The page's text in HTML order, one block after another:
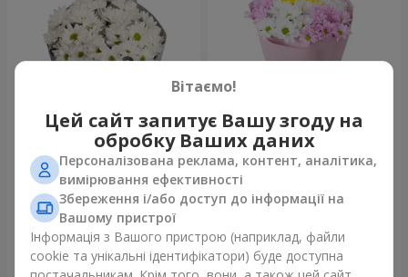
Букет "Кіото" з 5 білих
хризантем
1 066 грн
Замовити
Букет "Пори року"
Замовити
Вітаємо!
Цей сайт запитує Вашу згоду на
обробку Ваших даних
Персоналізована реклама, контент, аналітика,
вимірювання ефективності
Збереження і/або доступ до інформації на
Вашому пристрої
Інформація з Вашого пристрою (наприклад, файли
cookie та унікальні ідентифікатори) буде доступна